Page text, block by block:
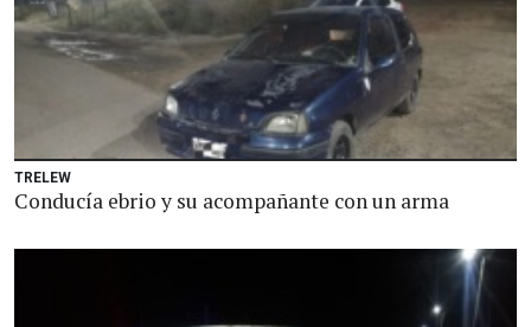
TRELEW
Conducía ebrio y su acompañante con un arma